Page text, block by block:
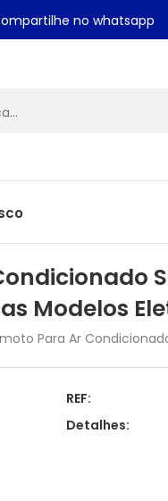
no whatsapp
Modelos
Para Ar
REF:
Detalhes: